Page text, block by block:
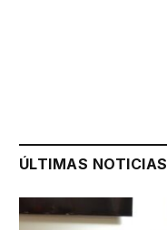
ÚLTIMAS NOTICIAS